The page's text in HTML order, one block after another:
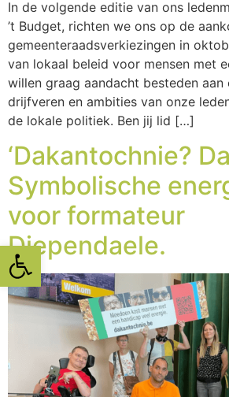
Toolbar openen
In de volgende editie van ons
’t Budget, richten we ons op de
gemeenteraadsverkiezingen in
van lokaal beleid voor mensen met
willen graag aandacht besteden aan
drijfveren en ambities van onze
de lokale politiek. Ben jij lid […]
‘Dakantochnie?
Symbolische
voor formateur
Diependaele.